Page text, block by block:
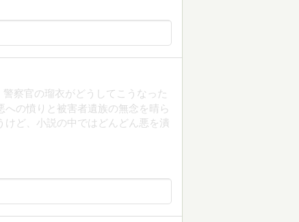
察官の瑠衣がどうしてこうなった
の憤りと被害者遺族の無念を晴ら
けど、小説の中ではどんどん悪を潰